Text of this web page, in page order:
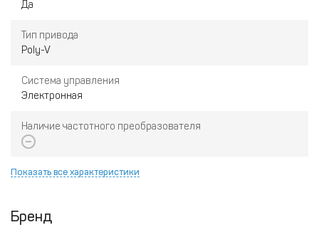
Да
Тип привода
Poly-V
Система управления
Электронная
Наличие частотного преобразователя
Показать все характеристики
Бренд